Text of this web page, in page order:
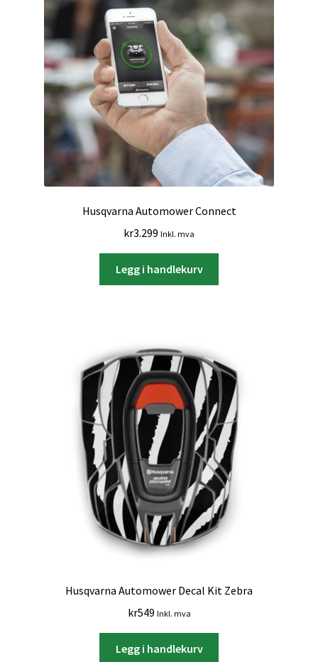
Husqvarna Automower Connect
kr3.299 Inkl. mva
Legg i handlekurv
Husqvarna Automower Decal Kit Zebra
kr549 Inkl. mva
Legg i handlekurv